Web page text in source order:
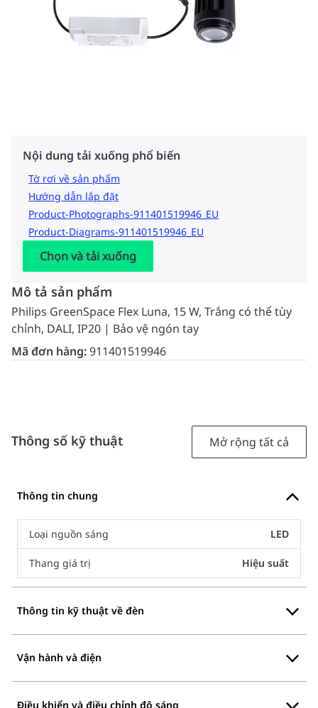
Nội dung tải xuống phổ biến
Tờ rơi về sản phẩm
Hướng dẫn lắp đặt
Product-Photographs-911401519946_EU
Product-Diagrams-911401519946_EU
Chọn và tải xuống
Mô tả sản phẩm
Philips GreenSpace Flex Luna, 15 W, Trắng có thể tùy
chỉnh, DALI, IP20 | Bảo vệ ngón tay
Mã đơn hàng:911401519946
Thông số kỹ thuật Mở rộng tất cả
Thông tin chung
Loại nguồn sáng LED
Thang giá trị Hiệu suất
Thông tin kỹ thuật về đèn
Vận hành và điện
Điều khiển và điều chỉnh độ sáng